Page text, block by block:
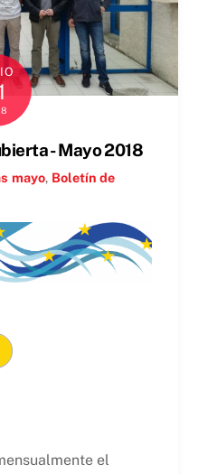
- Mayo 2018
mayo, Boletín de
el